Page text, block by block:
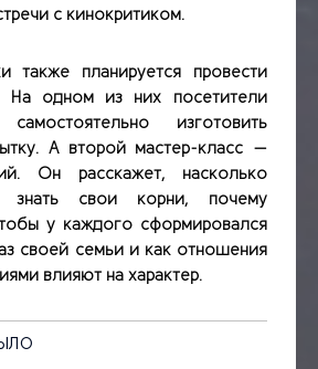
с кинокритиком.
также планируется провести
На одном из них посетители
изготовить
А второй мастер-класс —
Он расскажет, насколько
знать свои корни, почему
у каждого сформировался
своей семьи и как отношения
влияют на характер.